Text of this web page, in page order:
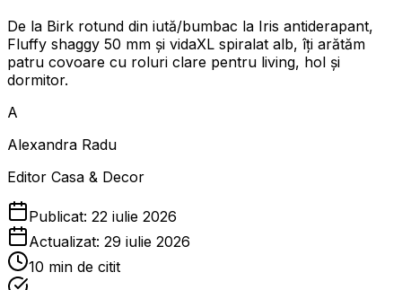
De la Birk rotund din iută/bumbac la Iris antiderapant,
Fluffy shaggy 50 mm și vidaXL spiralat alb, îți arătăm
patru covoare cu roluri clare pentru living, hol și
dormitor.
A
Alexandra Radu
Editor Casa & Decor
Publicat: 22 iulie 2026
Actualizat: 29 iulie 2026
10 min de citit